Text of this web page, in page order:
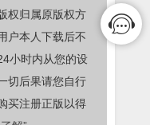
权归属原版权方
户本人下载后不
小时内从您的设
切后果请您自行
买注册正版以得